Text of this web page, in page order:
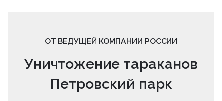
ОТ ВЕДУЩЕЙ КОМПАНИИ РОССИИ
Уничтожение тараканов
Петровский парк